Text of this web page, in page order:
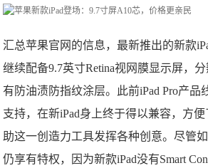
汇总苹果官网的信息，最新推出的新款
继续配备9.7英寸Retina视网膜显示屏，分
有防油渍防指纹涂层。此前iPad Pro产品
支持，在新iPad身上终于得以兼容，方
助这一创造力工具发挥各种创意。尽管
仍享有特权，因为新款iPad没有Smart